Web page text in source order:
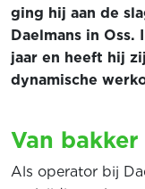
ging hij aan de
Daelmans in
jaar en heeft hij
dynamische
Van
Als operator bij